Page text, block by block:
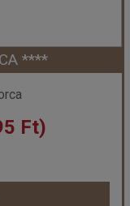
éj
Ft)
****
Ft)